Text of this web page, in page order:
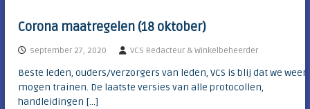
Corona maatregelen (18 oktober)
september 27, 2020 VCS Redacteur & Winkelbeheerder
Beste leden, ouders/verzorgers van leden, VCS is blij dat we weer
mogen trainen. De laatste versies van alle protocollen,
handleidingen […]